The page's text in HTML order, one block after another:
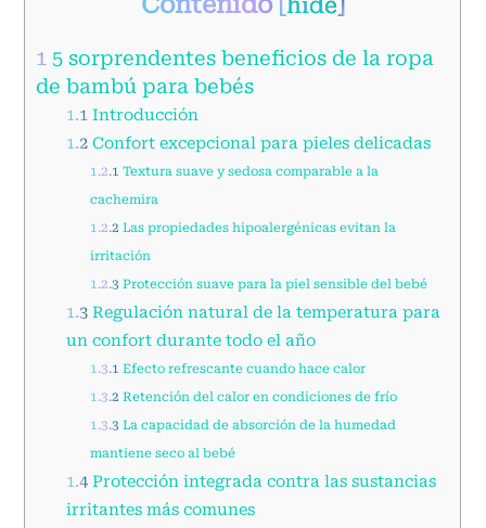
1 5 sorprendentes beneficios de la ropa
de bambú para bebés
1.1 Introducción
1.2Confort excepcional para pieles delicadas
1.2.1 Textura suave y sedosa comparable a la
cachemira
1.2.2 Las propiedades hipoalergénicas evitan la
irritación
1.2.3 Protección suave para la piel sensible del bebé
1.3Regulación natural de la temperatura para
un confort durante todo el año
1.3.1 Efecto refrescante cuando hace calor
1.3.2 Retención del calor en condiciones de frío
1.3.3 La capacidad de absorción de la humedad
mantiene seco al bebé
1.4Protección integrada contra las sustancias
irritantes más comunes